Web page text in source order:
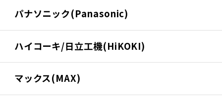
パナソニック(Panasonic)
ハイコーキ/日立工機(HiKOKI)
マックス(MAX)